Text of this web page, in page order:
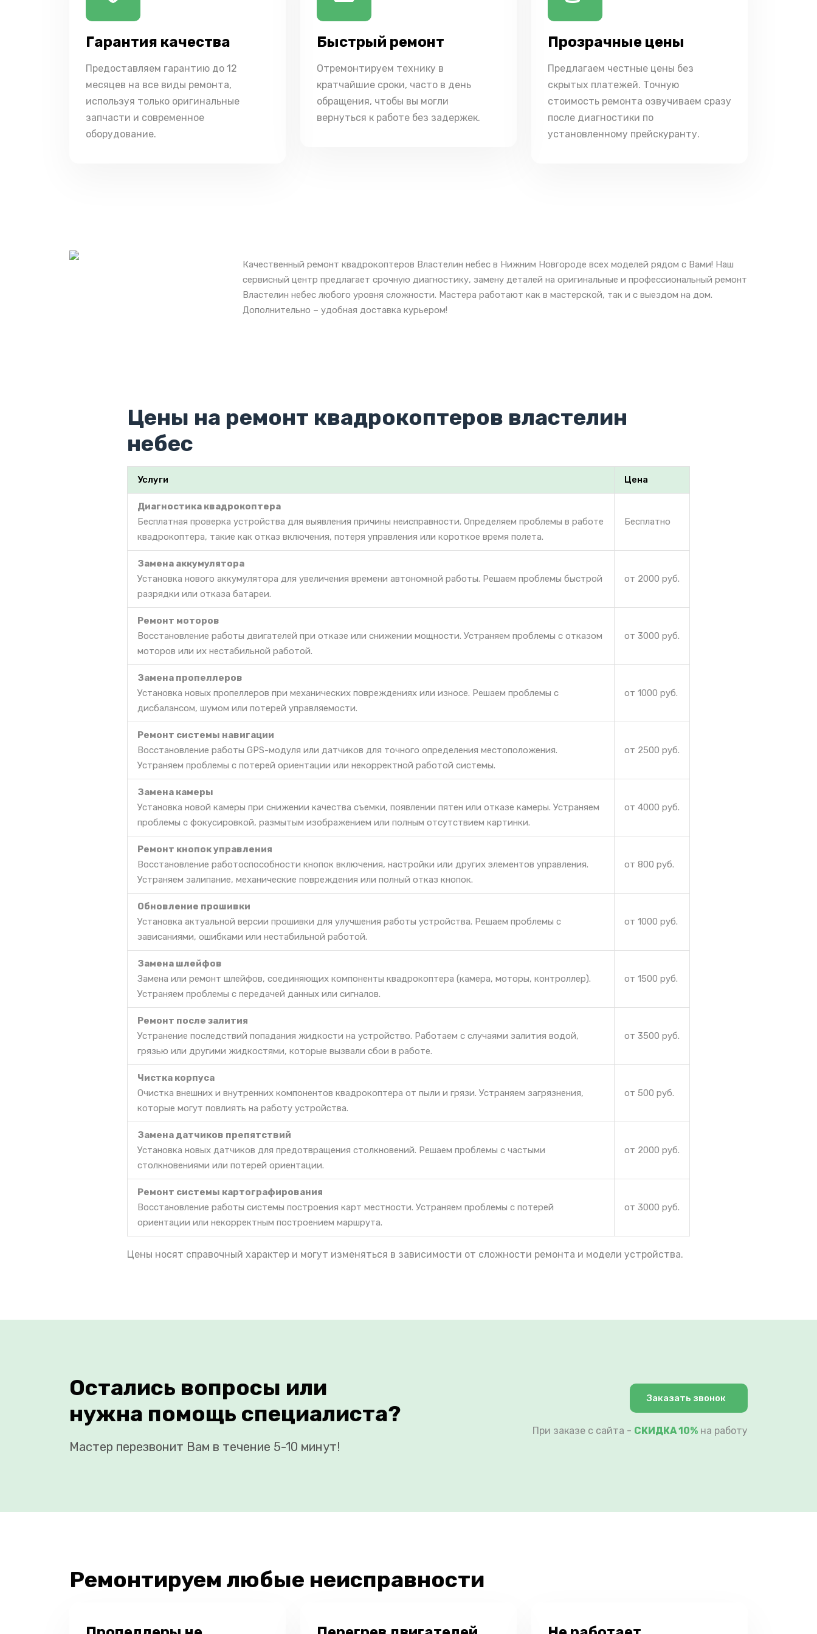
Гарантия качества
Предоставляем гарантию до 12
месяцев на все виды ремонта,
используя только оригинальные
запчасти и современное
оборудование.
Быстрый ремонт
Отремонтируем технику в
кратчайшие сроки, часто в день
обращения, чтобы вы могли
вернуться к работе без задержек.
Прозрачные цены
Предлагаем честные цены без
скрытых платежей. Точную
стоимость ремонта озвучиваем сразу
после диагностики по
установленному прейскуранту.
Качественный ремонт квадрокоптеров Властелин небес в Нижним Новгороде всех моделей рядом с Вами! Наш
сервисный центр предлагает срочную диагностику, замену деталей на оригинальные и профессиональный ремонт
Властелин небес любого уровня сложности. Мастера работают как в мастерской, так и с выездом на дом.
Дополнительно – удобная доставка курьером!
Цены на ремонт квадрокоптеров властелин
небес
Услуги Цена
Диагностика квадрокоптера
Бесплатная проверка устройства для выявления причины неисправности. Определяем проблемы в работе
квадрокоптера, такие как отказ включения, потеря управления или короткое время полета.
Бесплатно
Замена аккумулятора
Установка нового аккумулятора для увеличения времени автономной работы. Решаем проблемы быстрой
разрядки или отказа батареи.
от 2000 руб.
Ремонт моторов
Восстановление работы двигателей при отказе или снижении мощности. Устраняем проблемы с отказом
моторов или их нестабильной работой.
от 3000 руб.
Замена пропеллеров
Установка новых пропеллеров при механических повреждениях или износе. Решаем проблемы с
дисбалансом, шумом или потерей управляемости.
от 1000 руб.
Ремонт системы навигации
Восстановление работы GPS-модуля или датчиков для точного определения местоположения.
Устраняем проблемы с потерей ориентации или некорректной работой системы.
от 2500 руб.
Замена камеры
Установка новой камеры при снижении качества съемки, появлении пятен или отказе камеры. Устраняем
проблемы с фокусировкой, размытым изображением или полным отсутствием картинки.
от 4000 руб.
Ремонт кнопок управления
Восстановление работоспособности кнопок включения, настройки или других элементов управления.
Устраняем залипание, механические повреждения или полный отказ кнопок.
от 800 руб.
Обновление прошивки
Установка актуальной версии прошивки для улучшения работы устройства. Решаем проблемы с
зависаниями, ошибками или нестабильной работой.
от 1000 руб.
Замена шлейфов
Замена или ремонт шлейфов, соединяющих компоненты квадрокоптера (камера, моторы, контроллер).
Устраняем проблемы с передачей данных или сигналов.
от 1500 руб.
Ремонт после залития
Устранение последствий попадания жидкости на устройство. Работаем с случаями залития водой,
грязью или другими жидкостями, которые вызвали сбои в работе.
от 3500 руб.
Чистка корпуса
Очистка внешних и внутренних компонентов квадрокоптера от пыли и грязи. Устраняем загрязнения,
которые могут повлиять на работу устройства.
от 500 руб.
Замена датчиков препятствий
Установка новых датчиков для предотвращения столкновений. Решаем проблемы с частыми
столкновениями или потерей ориентации.
от 2000 руб.
Ремонт системы картографирования
Восстановление работы системы построения карт местности. Устраняем проблемы с потерей
ориентации или некорректным построением маршрута.
от 3000 руб.
Цены носят справочный характер и могут изменяться в зависимости от сложности ремонта и модели устройства.
Остались вопросы или
нужна помощь специалиста?
Мастер перезвонит Вам в течение 5-10 минут!
Заказать звонок
При заказе с сайта - СКИДКА 10% на работу
Ремонтируем любые неисправности